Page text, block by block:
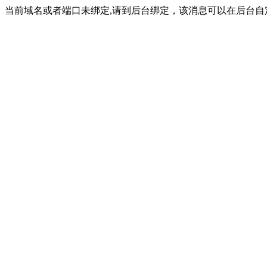
当前域名或者端口未绑定,请到后台绑定，该消息可以在后台自